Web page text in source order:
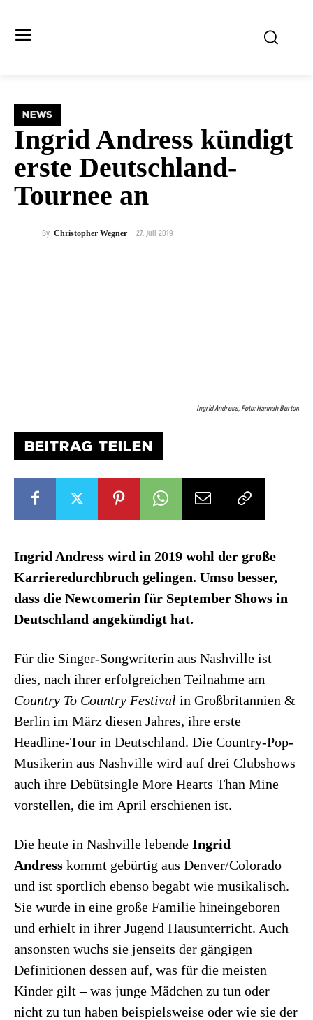
NEWS
Ingrid Andress kündigt
erste Deutschland-
Tournee an
By Christopher Wegner 27. Juli 2019
Ingrid Andress, Foto: Hannah Burton
BEITRAG TEILEN
Ingrid Andress wird in 2019 wohl der große
Karrieredurchbruch gelingen. Umso besser,
dass die Newcomerin für September Shows in
Deutschland angekündigt hat.
Für die Singer-Songwriterin aus Nashville ist
dies, nach ihrer erfolgreichen Teilnahme am
Country To Country Festival in Großbritannien &
Berlin im März diesen Jahres, ihre erste
Headline-Tour in Deutschland. Die Country-Pop-
Musikerin aus Nashville wird auf drei Clubshows
auch ihre Debütsingle More Hearts Than Mine
vorstellen, die im April erschienen ist.
Die heute in Nashville lebende Ingrid
Andress kommt gebürtig aus Denver/Colorado
und ist sportlich ebenso begabt wie musikalisch.
Sie wurde in eine große Familie hineingeboren
und erhielt in ihrer Jugend Hausunterricht. Auch
ansonsten wuchs sie jenseits der gängigen
Definitionen dessen auf, was für die meisten
Kinder gilt – was junge Mädchen zu tun oder
nicht zu tun haben beispielsweise oder wie sie der